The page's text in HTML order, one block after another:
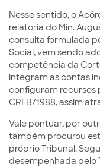
Nesse sentido, o
relatoria do Min.
consulta formulada
Social, vem sendo
competência da
integram as contas
configuram recursos
CRFB/1988, assim
Vale pontuar, por
também procurou
próprio Tribunal.
desempenhada pelo